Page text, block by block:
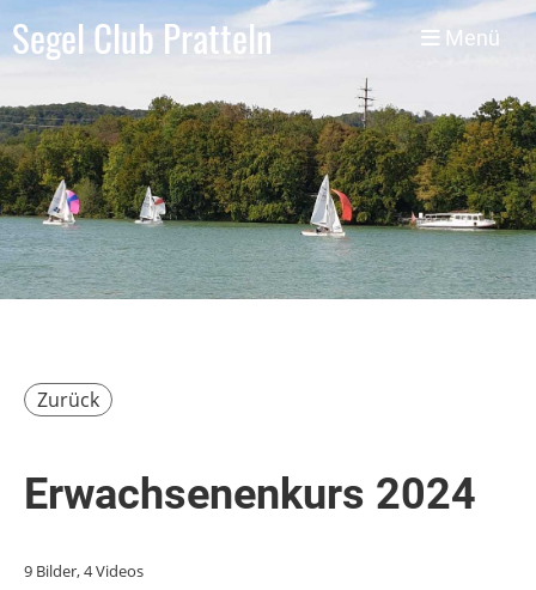
Segel Club Pratteln Menü
Zurück
Erwachsenenkurs 2024
9 Bilder, 4 Videos